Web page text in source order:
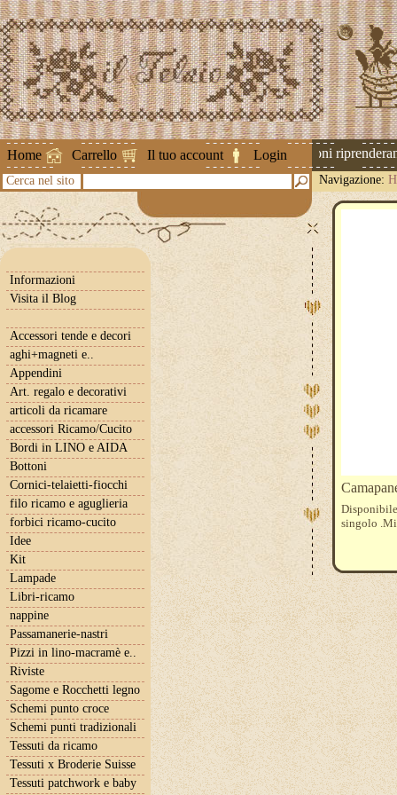
Home Carrello Il tuo account Login
Attenzione ! Le spedizioni
Cerca nel sito Navigazione:
Informazioni
Visita il Blog
Accessori tende e decori
aghi+magneti e..
Appendini
Art. regalo e decorativi
articoli da ricamare
accessori Ricamo/Cucito
Bordi in LINO e AIDA
Bottoni
Cornici-telaietti-fiocchi
filo ricamo e aguglieria
forbici ricamo-cucito
Idee
Kit
Lampade
Libri-ricamo
nappine
Passamanerie-nastri
Pizzi in lino-macramè e..
Riviste
Sagome e Rocchetti legno
Schemi punto croce
Schemi punti tradizionali
Tessuti da ricamo
Tessuti x Broderie Suisse
Tessuti patchwork e baby
singolo